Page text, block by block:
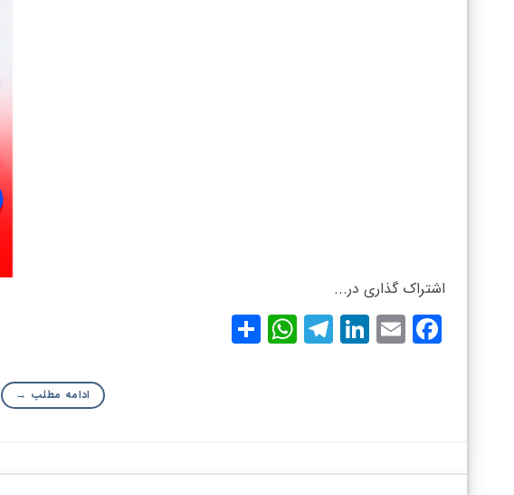
اشتراک گذاری در...
Facebook
Email
LinkedIn
Telegram
WhatsApp
ادامه مطلب →